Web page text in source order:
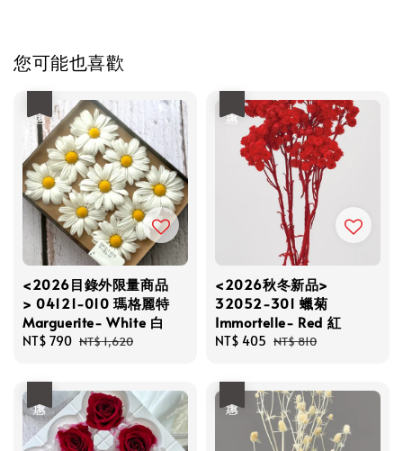
您可能也喜歡
<2026目錄外限量商品
> 04121-010 瑪格麗特
Marguerite- White 白
Sale
NT$ 790 Regular
NT$ 1,620
<2026秋冬新品>
32052-301 蠟菊
Immortelle- Red 紅
Sale
NT$ 405 Regular
NT$ 810